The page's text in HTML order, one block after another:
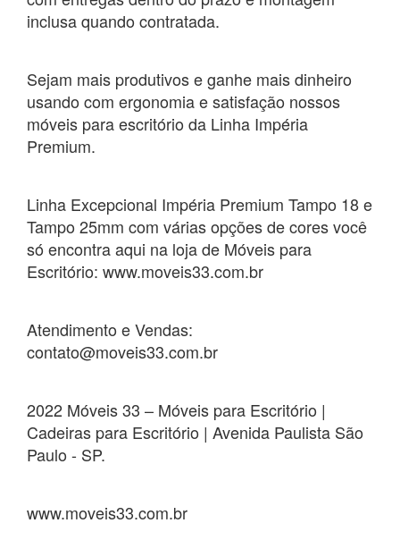
inclusa quando contratada.
Sejam mais produtivos e ganhe mais dinheiro
usando com ergonomia e satisfação nossos
móveis para escritório da Linha Impéria
Premium.
Linha Excepcional Impéria Premium Tampo 18 e
Tampo 25mm com várias opções de cores você
só encontra aqui na loja de Móveis para
Escritório: www.moveis33.com.br
Atendimento e Vendas:
contato@moveis33.com.br
2022 Móveis 33 – Móveis para Escritório |
Cadeiras para Escritório | Avenida Paulista São
Paulo - SP.
www.moveis33.com.br